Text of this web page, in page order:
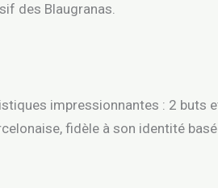
des Blaugranas.
impressionnantes : 2 buts
fidèle à son identité